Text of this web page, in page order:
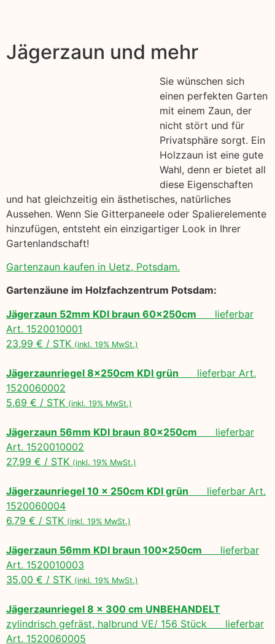
Jägerzaun und mehr
Sie wünschen sich
einen perfekten Garten
mit einem Zaun, der
nicht stört und für
Privatsphäre sorgt. Ein
Holzzaun ist eine gute
Wahl, denn er bietet all
diese Eigenschaften
und hat gleichzeitig ein ästhetisches, natürliches
Aussehen. Wenn Sie Gitterpaneele oder Spalierelemente
hinzufügen, entsteht ein einzigartiger Look in Ihrer
Gartenlandschaft!
Gartenzaun kaufen in Uetz, Potsdam.
Gartenzäune im Holzfachzentrum Potsdam:
Jägerzaun 52mm KDI braun 60x250cm lieferbar
Art. 1520010001
23,99 € / STK (inkl. 19% MwSt.)
Jägerzaunriegel 8x250cm KDI grün lieferbar Art.
1520060002
5,69 € / STK (inkl. 19% MwSt.)
Jägerzaun 56mm KDI braun 80x250cm lieferbar
Art. 1520010002
27,99 € / STK (inkl. 19% MwSt.)
Jägerzaunriegel 10 x 250cm KDI grün lieferbar Art.
1520060004
6,79 € / STK (inkl. 19% MwSt.)
Jägerzaun 56mm KDI braun 100x250cm lieferbar
Art. 1520010003
35,00 € / STK (inkl. 19% MwSt.)
Jägerzaunriegel 8 x 300 cm UNBEHANDELT
zylindrisch gefräst, halbrund VE/ 156 Stück lieferbar
Art. 1520060005